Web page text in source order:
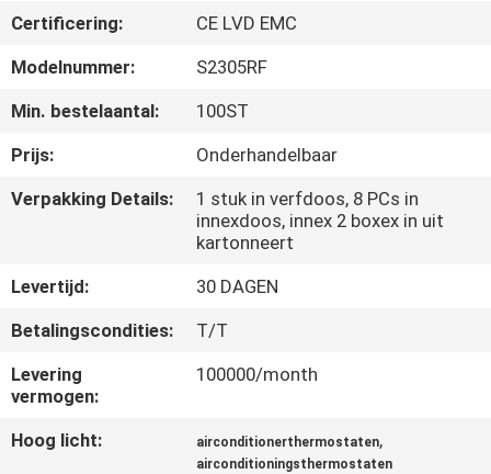
ONGEVEER
ONS
FABRIEKSREIS
KWALITEITSCONTROLE
ONS
VERZOEK
OM
EEN
Certificering:
CE LVD EMC
Modelnummer:
S2305RF
Min. bestelaantal:
100ST
Prijs:
Onderhandelbaar
Verpakking Details:
1 stuk in verfdoos, 8 PCs in
innexdoos, innex 2 boxex in uit
kartonneert
Levertijd:
30 DAGEN
Betalingscondities:
T/T
Levering
vermogen:
100000/month
Hoog licht: airconditionerthermostaten,
airconditioningsthermostaten